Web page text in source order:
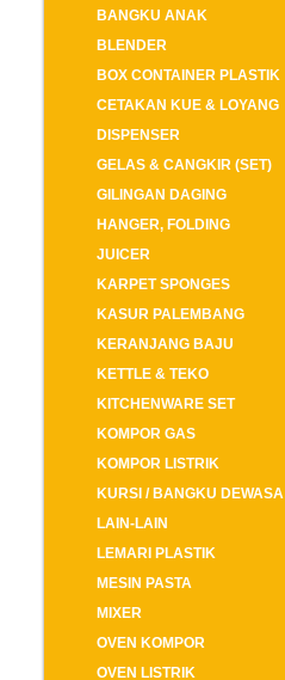
BANGKU ANAK
BLENDER
BOX CONTAINER PLASTIK
CETAKAN KUE & LOYANG
DISPENSER
GELAS & CANGKIR (SET)
GILINGAN DAGING
HANGER, FOLDING
JUICER
KARPET SPONGES
KASUR PALEMBANG
KERANJANG BAJU
KETTLE & TEKO
KITCHENWARE SET
KOMPOR GAS
KOMPOR LISTRIK
KURSI / BANGKU DEWASA
LAIN-LAIN
LEMARI PLASTIK
MESIN PASTA
MIXER
OVEN KOMPOR
OVEN LISTRIK